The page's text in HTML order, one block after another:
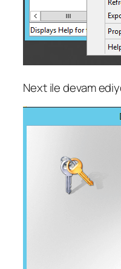
Next ile devam